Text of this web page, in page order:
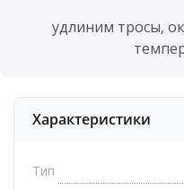
удлиним тросы,
Характеристики
Тип